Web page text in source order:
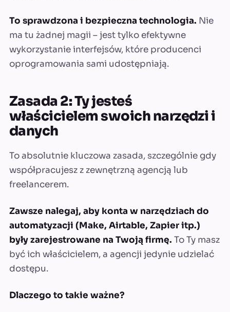
To sprawdzona i bezpieczna technologia. Nie
ma tu żadnej magii – jest tylko efektywne
wykorzystanie interfejsów, które producenci
oprogramowania sami udostępniają.
Zasada 2: Ty jesteś
właścicielem swoich narzędzi i
danych
To absolutnie kluczowa zasada, szczególnie gdy
współpracujesz z zewnętrzną agencją lub
freelancerem.
Zawsze nalegaj, aby konta w narzędziach do
automatyzacji (Make, Airtable, Zapier itp.)
były zarejestrowane na Twoją firmę. To Ty masz
być ich właścicielem, a agencji jedynie udzielać
dostępu.
Dlaczego to takie ważne?